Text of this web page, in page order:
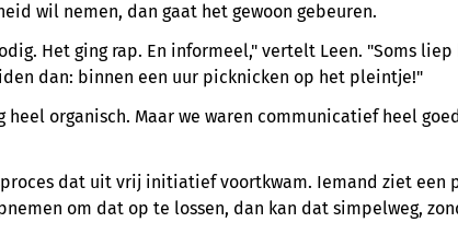
wil nemen, dan gaat het gewoon gebeuren.
Het ging rap. En informeel," vertelt Leen. "Soms
dan: binnen een uur picknicken op het pleintje!"
heel organisch. Maar we waren communicatief heel
dat uit vrij initiatief voortkwam. Iemand ziet een
om dat op te lossen, dan kan dat simpelweg,